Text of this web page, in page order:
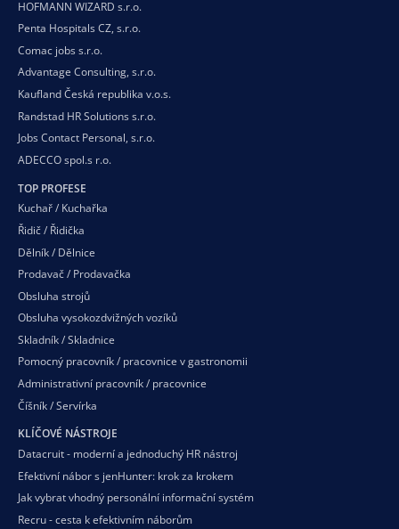
HOFMANN WIZARD s.r.o.
Penta Hospitals CZ, s.r.o.
Comac jobs s.r.o.
Advantage Consulting, s.r.o.
Kaufland Česká republika v.o.s.
Randstad HR Solutions s.r.o.
Jobs Contact Personal, s.r.o.
ADECCO spol.s r.o.
TOP PROFESE
Kuchař / Kuchařka
Řidič / Řidička
Dělník / Dělnice
Prodavač / Prodavačka
Obsluha strojů
Obsluha vysokozdvižných vozíků
Skladník / Skladnice
Pomocný pracovník / pracovnice v gastronomii
Administrativní pracovník / pracovnice
Číšník / Servírka
KLÍČOVÉ NÁSTROJE
Datacruit - moderní a jednoduchý HR nástroj
Efektivní nábor s jenHunter: krok za krokem
Jak vybrat vhodný personální informační systém
Recru - cesta k efektivním náborům